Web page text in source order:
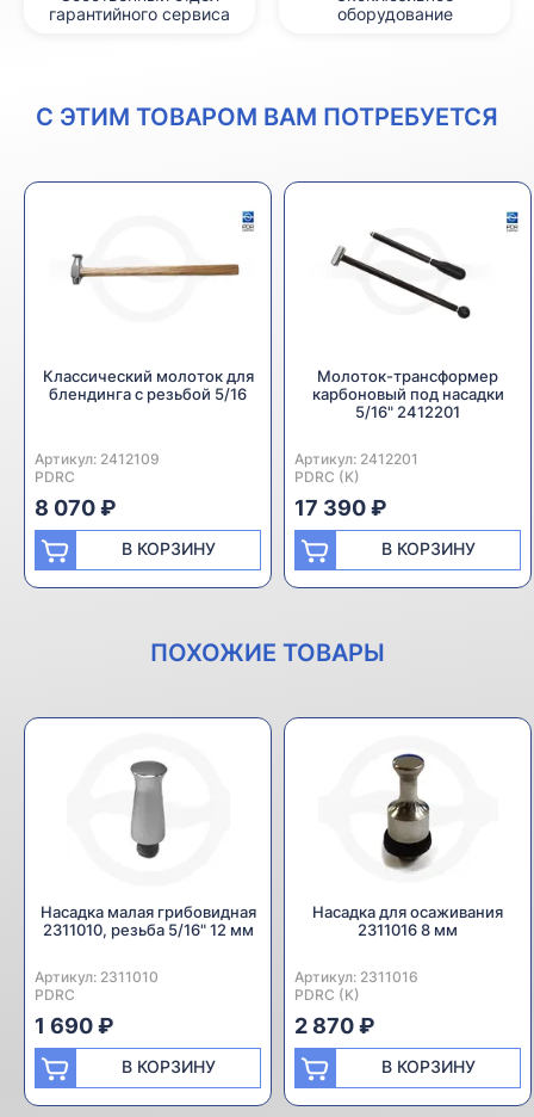
гарантийного сервиса
оборудование
С ЭТИМ ТОВАРОМ ВАМ ПОТРЕБУЕТСЯ
Классический молоток для
блендинга с резьбой 5/16
Артикул: 2412109
Производитель:
PDRC
8 070 ₽
В КОРЗИНУ
Молоток-трансформер
карбоновый под насадки
5/16" 2412201
Артикул: 2412201
Производитель:
PDRC (K)
17 390 ₽
В КОРЗИНУ
ПОХОЖИЕ ТОВАРЫ
Насадка малая грибовидная
2311010, резьба 5/16" 12 мм
Артикул: 2311010
Производитель:
PDRC
1 690 ₽
В КОРЗИНУ
Насадка для осаживания
2311016 8 мм
Артикул: 2311016
Производитель:
PDRC (K)
2 870 ₽
В КОРЗИНУ